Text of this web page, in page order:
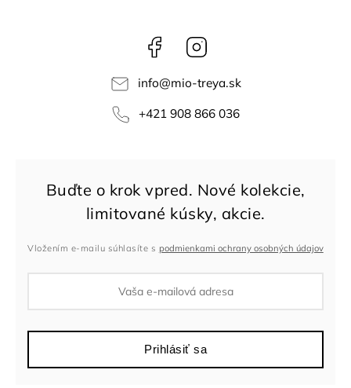
Facebook
info@mio-treya.sk
+421 908 866 036
Vložením e-mailu súhlasíte s podmienkami ochrany osobných údajov
Prihlásiť sa